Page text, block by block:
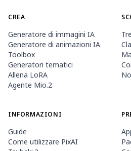
CREA
Generatore di immagini IA
Generatore di animazioni IA
Toolbox
Generatori tematici
Allena LoRA
Agente Mio.2
INFORMAZIONI
Guide
Come utilizzare PixAI